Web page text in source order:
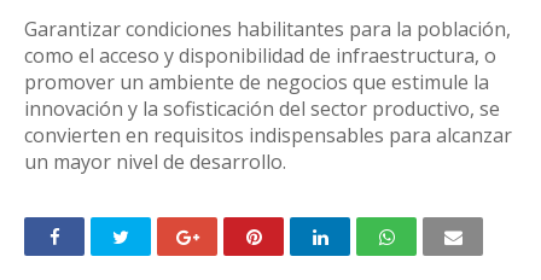
Garantizar condiciones habilitantes para la población,
como el acceso y disponibilidad de infraestructura, o
promover un ambiente de negocios que estimule la
innovación y la sofisticación del sector productivo, se
convierten en requisitos indispensables para alcanzar
un mayor nivel de desarrollo.